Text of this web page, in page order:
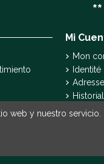
Mi
Mon
Identité
web y nuestro servicio.